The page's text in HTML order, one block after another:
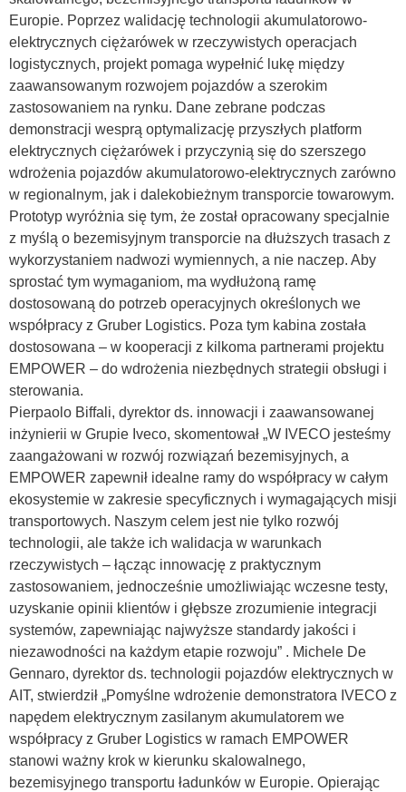
Europie. Poprzez walidację technologii akumulatorowo-
elektrycznych ciężarówek w rzeczywistych operacjach
logistycznych, projekt pomaga wypełnić lukę między
zaawansowanym rozwojem pojazdów a szerokim
zastosowaniem na rynku. Dane zebrane podczas
demonstracji wesprą optymalizację przyszłych platform
elektrycznych ciężarówek i przyczynią się do szerszego
wdrożenia pojazdów akumulatorowo-elektrycznych zarówno
w regionalnym, jak i dalekobieżnym transporcie towarowym.
Prototyp wyróżnia się tym, że został opracowany specjalnie
z myślą o bezemisyjnym transporcie na dłuższych trasach z
wykorzystaniem nadwozi wymiennych, a nie naczep. Aby
sprostać tym wymaganiom, ma wydłużoną ramę
dostosowaną do potrzeb operacyjnych określonych we
współpracy z Gruber Logistics. Poza tym kabina została
dostosowana – w kooperacji z kilkoma partnerami projektu
EMPOWER – do wdrożenia niezbędnych strategii obsługi i
sterowania.
Pierpaolo Biffali, dyrektor ds. innowacji i zaawansowanej
inżynierii w Grupie Iveco, skomentował „W IVECO jesteśmy
zaangażowani w rozwój rozwiązań bezemisyjnych, a
EMPOWER zapewnił idealne ramy do współpracy w całym
ekosystemie w zakresie specyficznych i wymagających misji
transportowych. Naszym celem jest nie tylko rozwój
technologii, ale także ich walidacja w warunkach
rzeczywistych – łącząc innowację z praktycznym
zastosowaniem, jednocześnie umożliwiając wczesne testy,
uzyskanie opinii klientów i głębsze zrozumienie integracji
systemów, zapewniając najwyższe standardy jakości i
niezawodności na każdym etapie rozwoju” . Michele De
Gennaro, dyrektor ds. technologii pojazdów elektrycznych w
AIT, stwierdził „Pomyślne wdrożenie demonstratora IVECO z
napędem elektrycznym zasilanym akumulatorem we
współpracy z Gruber Logistics w ramach EMPOWER
stanowi ważny krok w kierunku skalowalnego,
bezemisyjnego transportu ładunków w Europie. Opierając